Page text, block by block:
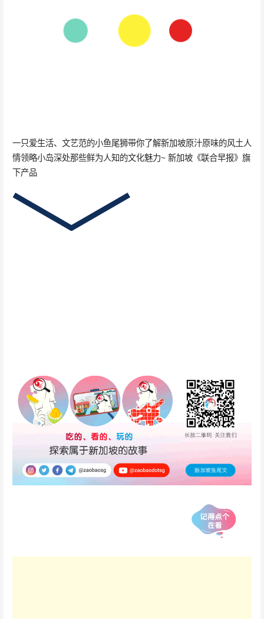
一只爱生活、文艺范的小鱼尾狮带你了解新加坡原汁原味的风土人
情领略小岛深处那些鲜为人知的文化魅力~ 新加坡《联合早报》旗
下产品